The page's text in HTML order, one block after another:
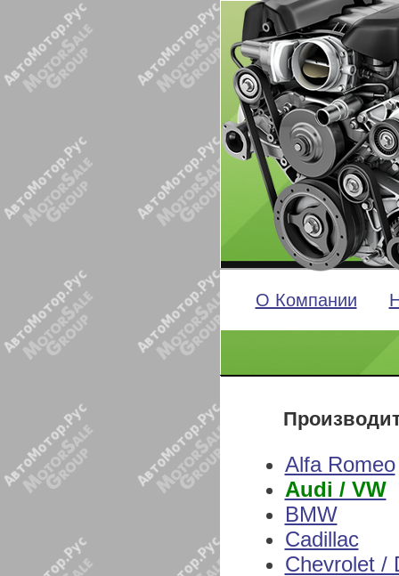
О Компании
Alfa Romeo
Audi / VW
BMW
Cadillac
Chevrolet /